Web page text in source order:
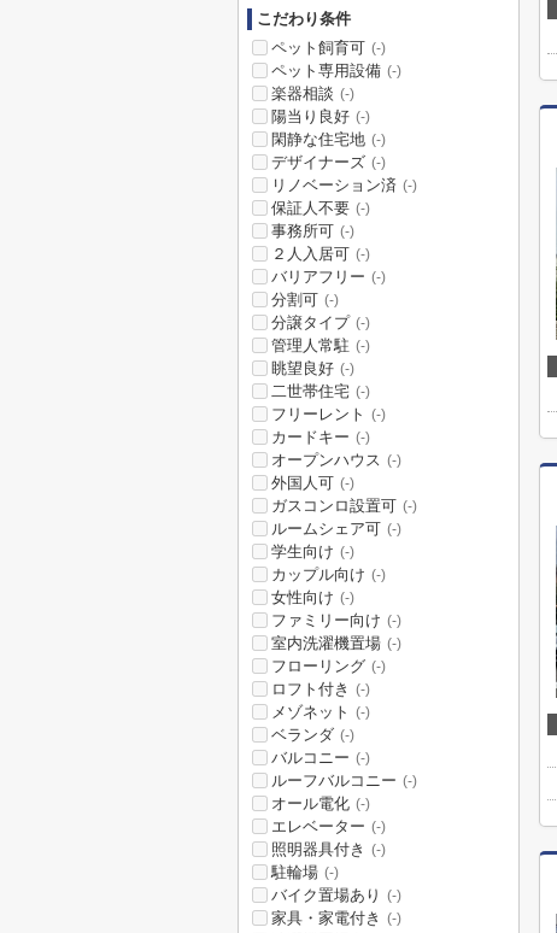
こだわり条件
ペット飼育可 (-)
ペット専用設備 (-)
楽器相談 (-)
陽当り良好 (-)
閑静な住宅地 (-)
デザイナーズ (-)
リノベーション済 (-)
保証人不要 (-)
事務所可 (-)
２人入居可 (-)
バリアフリー (-)
分割可 (-)
分譲タイプ (-)
管理人常駐 (-)
眺望良好 (-)
二世帯住宅 (-)
フリーレント (-)
カードキー (-)
オープンハウス (-)
外国人可 (-)
ガスコンロ設置可 (-)
ルームシェア可 (-)
学生向け (-)
カップル向け (-)
女性向け (-)
ファミリー向け (-)
室内洗濯機置場 (-)
フローリング (-)
ロフト付き (-)
メゾネット (-)
ベランダ (-)
バルコニー (-)
ルーフバルコニー (-)
オール電化 (-)
エレベーター (-)
照明器具付き (-)
駐輪場 (-)
バイク置場あり (-)
家具・家電付き (-)